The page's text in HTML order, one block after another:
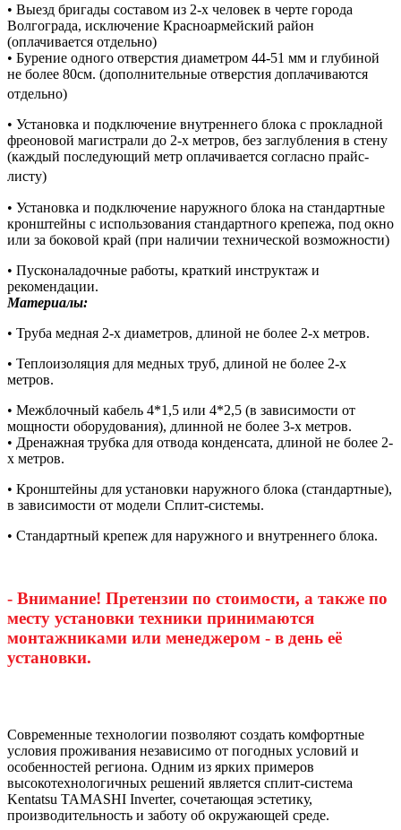
• Выезд бригады составом из 2-х человек в черте города
Волгограда, исключение Красноармейский район
(оплачивается отдельно)
• Бурение одного отверстия диаметром 44-51 мм и глубиной
не более 80см. (дополнительные отверстия доплачиваются
отдельно)
• Установка и подключение внутреннего блока с прокладной
фреоновой магистрали до 2-х метров, без заглубления в стену
(каждый последующий метр оплачивается согласно прайс-
листу)
• Установка и подключение наружного блока на стандартные
кронштейны с использования стандартного крепежа, под окно
или за боковой край (при наличии технической возможности)
• Пусконаладочные работы, краткий инструктаж и
рекомендации.
Материалы:
• Труба медная 2-х диаметров, длиной не более 2-х метров.
• Теплоизоляция для медных труб, длиной не более 2-х
метров.
• Межблочный кабель 4*1,5 или 4*2,5 (в зависимости от
мощности оборудования), длинной не более 3-х метров.
• Дренажная трубка для отвода конденсата, длиной не более 2-
х метров.
• Кронштейны для установки наружного блока (стандартные),
в зависимости от модели Сплит-системы.
• Стандартный крепеж для наружного и внутреннего блока.
- Внимание! Претензии по стоимости, а также по
месту установки техники принимаются
монтажниками или менеджером - в день её
установки.
Современные технологии позволяют создать комфортные
условия проживания независимо от погодных условий и
особенностей региона. Одним из ярких примеров
высокотехнологичных решений является сплит-система
Kentatsu TAMASHI Inverter, сочетающая эстетику,
производительность и заботу об окружающей среде.